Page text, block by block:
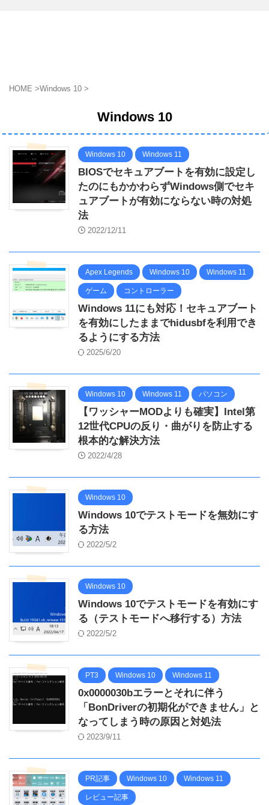
HOME >Windows 10 >
Windows 10
Windows 10 Windows 11
BIOSでセキュアブートを有効に設定し
たのにもかかわらずWindows側でセキ
ュアブートが有効にならない時の対処
法
2022/12/11
Apex Legends Windows 10 Windows 11
ゲーム コントローラー
Windows 11にも対応！セキュアブート
を有効にしたままでhidusbfを利用でき
るようにする方法
2025/6/20
Windows 10 Windows 11 パソコン
【ワッシャーMODよりも確実】Intel第
12世代CPUの反り・曲がりを防止する
根本的な解決方法
2022/4/28
Windows 10
Windows 10でテストモードを無効にす
る方法
2022/5/2
Windows 10
Windows 10でテストモードを有効にす
る（テストモードへ移行する）方法
2022/5/2
PT3 Windows 10 Windows 11
0x0000030bエラーとそれに伴う
「BonDriverの初期化ができません」と
なってしまう時の原因と対処法
2023/9/11
PR記事 Windows 10 Windows 11
レビュー記事